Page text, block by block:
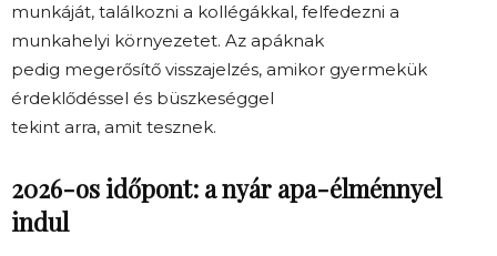
munkáját, találkozni a kollégákkal, felfedezni a
munkahelyi környezetet. Az apáknak
pedig megerősítő visszajelzés, amikor gyermekük
érdeklődéssel és büszkeséggel
tekint arra, amit tesznek.
2026-os időpont: a nyár apa-élménnyel
indul